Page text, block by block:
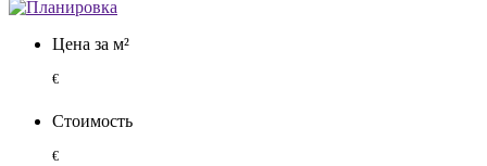
Цена за м²
€
Стоимость
€